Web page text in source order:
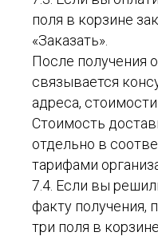
поля в корзине
«Заказать».
После получения
связывается
адреса,
Стоимость
отдельно в
тарифами
7.4. Если вы
факту получения,
три поля в